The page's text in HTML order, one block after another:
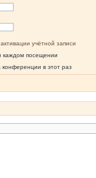
учётной записи
каждом посещении
в этот раз